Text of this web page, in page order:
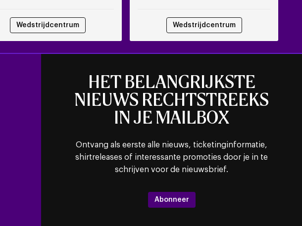
Wedstrijdcentrum Wedstrijdcentrum
HET BELANGRIJKSTE
NIEUWS RECHTSTREEKS
IN JE MAILBOX
Ontvang als eerste alle nieuws, ticketinginformatie,
shirtreleases of interessante promoties door je in te
schrijven voor de nieuwsbrief.
Abonneer